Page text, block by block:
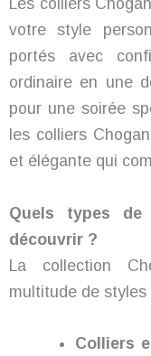
Les colliers
votre style
portés avec
ordinaire en une
pour une soirée
les colliers
et élégante qui
Quels types de
découvrir ?
La collection
multitude de
Colliers